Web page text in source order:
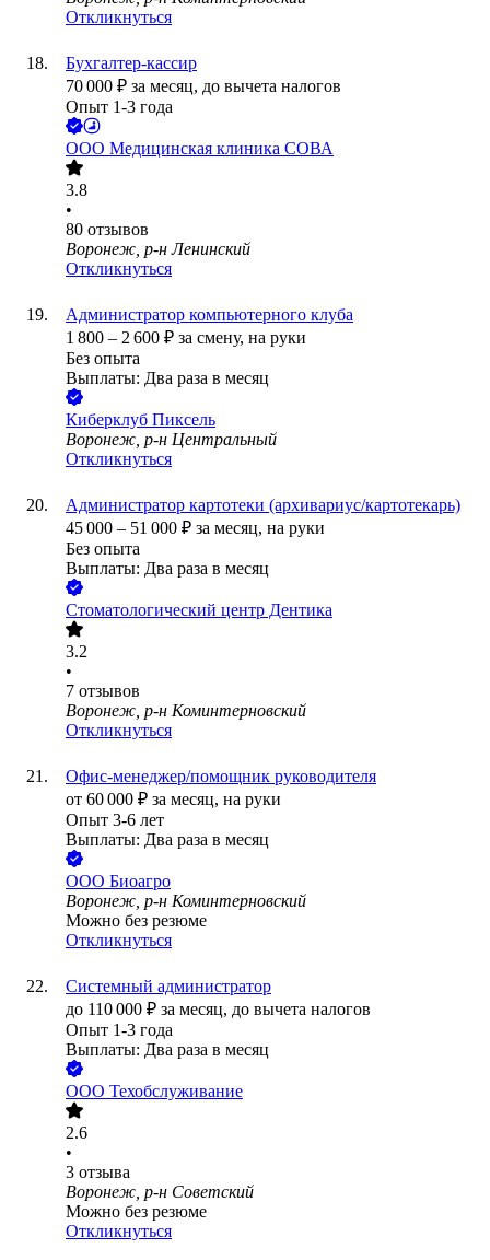
Откликнуться
Бухгалтер-кассир
70 000 ₽ за месяц, до вычета налогов
Опыт 1-3 года
ООО Медицинская клиника СОВА
3.8
•
80 отзывов
Воронеж, р-н Ленинский
Откликнуться
Администратор компьютерного клуба
1 800 – 2 600 ₽ за смену, на руки
Без опыта
Выплаты: Два раза в месяц
Киберклуб Пиксель
Воронеж, р-н Центральный
Откликнуться
Администратор картотеки (архивариус/картотекарь)
45 000 – 51 000 ₽ за месяц, на руки
Без опыта
Выплаты: Два раза в месяц
Стоматологический центр Дентика
3.2
•
7 отзывов
Воронеж, р-н Коминтерновский
Откликнуться
Офис-менеджер/помощник руководителя
от 60 000 ₽ за месяц, на руки
Опыт 3-6 лет
Выплаты: Два раза в месяц
ООО Биоагро
Воронеж, р-н Коминтерновский
Можно без резюме
Откликнуться
Системный администратор
до 110 000 ₽ за месяц, до вычета налогов
Опыт 1-3 года
Выплаты: Два раза в месяц
ООО Техобслуживание
2.6
•
3 отзыва
Воронеж, р-н Советский
Можно без резюме
Откликнуться